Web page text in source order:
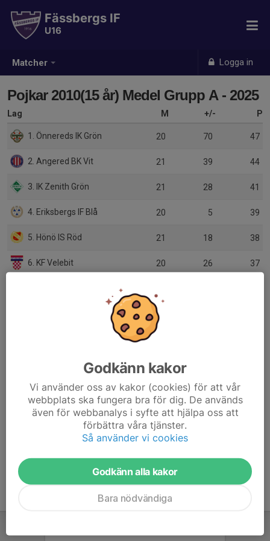
Matcher Logga in
Fässbergs IF
U16
Pojkar 2010(15 år) Medel Grupp A - 2025
Lag M +/- P
1. Önnereds IK Grön 20 70 47
2. Angered BK Vit 21 39 44
3. IK Zenith Grön 21 28 41
4. Eriksbergs IF Blå 20 5 39
5. Hönö IS Röd 21 18 38
6. KF Velebit 20 26 37
20
10. IF Mölndal Fotboll 20
11. Kareby/Romelanda/Kode 20 -39
12. Kållered SK Blå 20 -91
13. IF Vardar/Makedonija 21
Godkänn kakor
Vi använder oss av kakor (cookies) för att vår
webbplats ska fungera bra för dig. De används
även för webbanalys i syfte att hjälpa oss att
förbättra våra tjänster.
Så använder vi cookies
Godkänn alla kakor
Bara nödvändiga